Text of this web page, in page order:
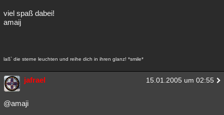
viel spaß dabei!
amaij
laß` die sterne leuchten und reihe dich in ihren glanz! *smile*
jafrael 15.01.2005 um 02:55
@amaji